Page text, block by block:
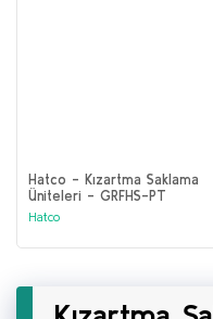
Hatco - Kızartma Saklama
Üniteleri - GRFHS-PT
Hatco